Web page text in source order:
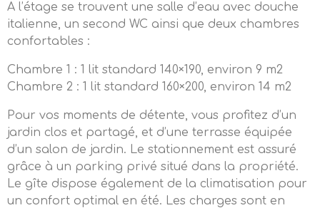
A l’étage se trouvent une salle d’eau avec douche
italienne, un second WC ainsi que deux chambres
confortables :
Chambre 1 : 1 lit standard 140×190, environ 9 m2
Chambre 2 : 1 lit standard 160×200, environ 14 m2
Pour vos moments de détente, vous profitez d’un
jardin clos et partagé, et d’une terrasse équipée
d’un salon de jardin. Le stationnement est assuré
grâce à un parking privé situé dans la propriété.
Le gîte dispose également de la climatisation pour
un confort optimal en été. Les charges sont en